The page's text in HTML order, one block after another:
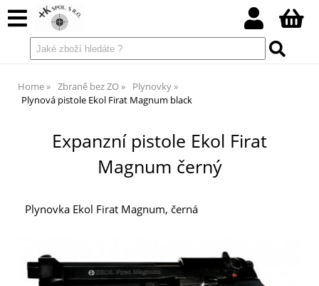
Home Zbraně bez ZO
Plynovky
Plynová pistole Ekol Firat Magnum black
Expanzní pistole Ekol Firat
Magnum černý
Plynovka Ekol Firat Magnum, černá